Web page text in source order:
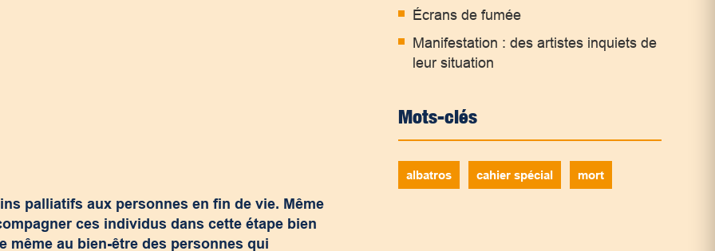
palliatifs aux personnes en fin de vie. Même
ces individus dans cette étape bien
au bien-être des personnes qui
Écrans de fumée
Manifestation : des artistes inquiets de
leur situation
Mots-clés
albatros cahier spécial mort